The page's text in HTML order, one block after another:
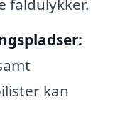
faldulykker.
kan